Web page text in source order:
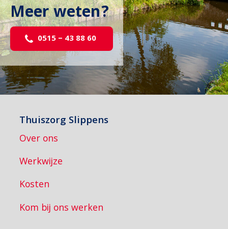
Meer weten?
0515 – 43 88 60
Thuiszorg Slippens
Over ons
Werkwijze
Kosten
Kom bij ons werken